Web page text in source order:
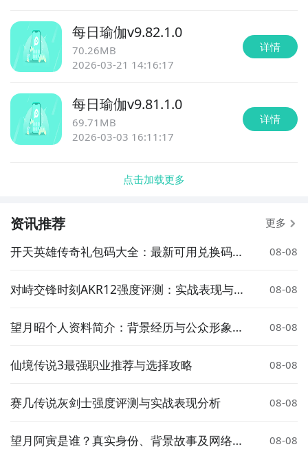
每日瑜伽v9.82.1.0
70.26MB
2026-03-21 14:16:17
详情
每日瑜伽v9.81.1.0
69.71MB
2026-03-03 16:11:17
详情
点击加载更多
资讯推荐 更多
开天英雄传奇礼包码大全：最新可用兑换码汇
08-08
对峙交锋时刻AKR12强度评测：实战表现与武
08-08
望月昭个人资料简介：背景经历与公众形象解
08-08
仙境传说3最强职业推荐与选择攻略 08-08
赛几传说灰剑士强度评测与实战表现分析 08-08
望月阿寅是谁？真实身份、背景故事及网络热
08-08